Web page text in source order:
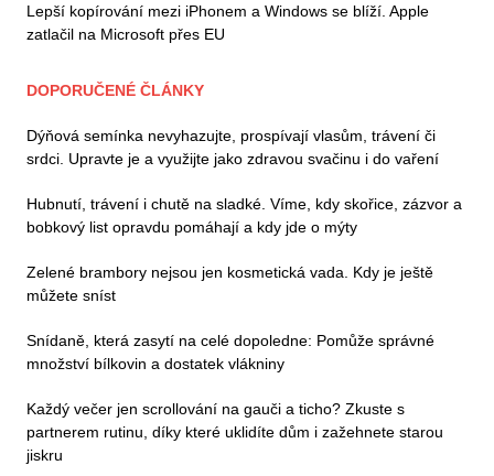
Lepší kopírování mezi iPhonem a Windows se blíží. Apple
zatlačil na Microsoft přes EU
DOPORUČENÉ ČLÁNKY
Dýňová semínka nevyhazujte, prospívají vlasům, trávení či
srdci. Upravte je a využijte jako zdravou svačinu i do vaření
Hubnutí, trávení i chutě na sladké. Víme, kdy skořice, zázvor a
bobkový list opravdu pomáhají a kdy jde o mýty
Zelené brambory nejsou jen kosmetická vada. Kdy je ještě
můžete sníst
Snídaně, která zasytí na celé dopoledne: Pomůže správné
množství bílkovin a dostatek vlákniny
Každý večer jen scrollování na gauči a ticho? Zkuste s
partnerem rutinu, díky které uklidíte dům i zažehnete starou
jiskru